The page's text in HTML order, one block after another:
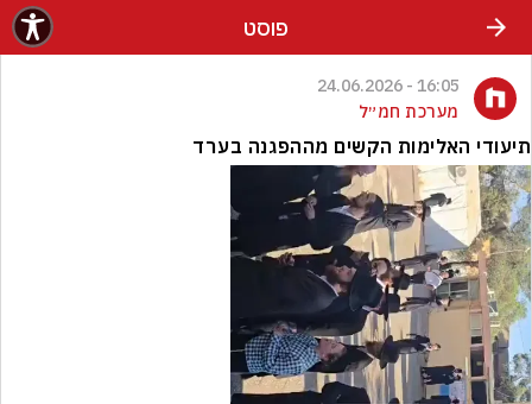
פוסט
16:05 - 24.06.2026
מערכת חמ״ל
תיעודי האלימות הקשים מההפגנה בערד